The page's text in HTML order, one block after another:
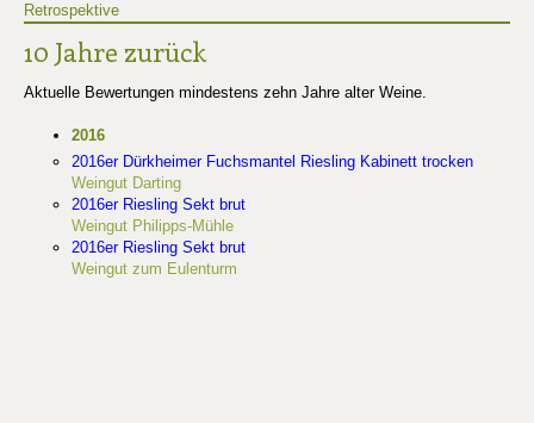
Retrospektive
10 Jahre zurück
Aktuelle Bewertungen mindestens zehn Jahre alter Weine.
2016
2016er Dürkheimer Fuchsmantel Riesling Kabinett trocken
Weingut Darting
2016er Riesling Sekt brut
Weingut Philipps-Mühle
2016er Riesling Sekt brut
Weingut zum Eulenturm